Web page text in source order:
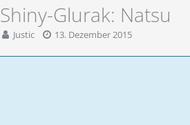
Shiny-Glurak: Natsu
Justic 13. Dezember 2015